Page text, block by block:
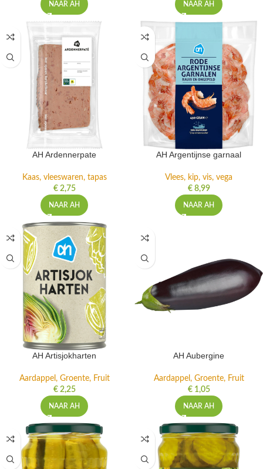
NAAR AH NAAR AH
AH Ardennerpate
Kaas, vleeswaren, tapas
€2,75
NAAR AH
AH Argentijnse garnaal
Vlees, kip, vis, vega
€8,99
NAAR AH
AH Artisjokharten
Aardappel, Groente, Fruit
€2,25
NAAR AH
AH Aubergine
Aardappel, Groente, Fruit
€1,05
NAAR AH